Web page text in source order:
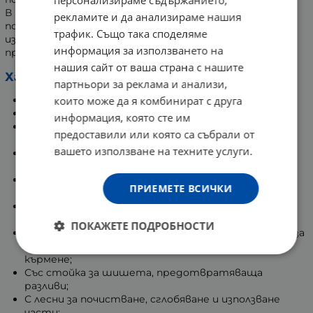
В комплекта е включена уникална стойка, която
поддържа бутилката стабилна по време на
изцеждането. Помпата е съвместима с различните
продукти, част от гамата на Lansinoh.
Характеристики:
Без BPA и BPS;
Регулируема двуфазна технология на изпомпване;
С „възглавница” за гърди „ComfortFit” - за по-добро
прилягане и ефективно изцеждане;
С ергономична дръжка „easy-express” - намаляваща
Шишето за хранене пасва на цялата гама помпи
Тиха, компактна и лека - позволява дискретна
употреба;
Включва биберон NaturalWave (с капачка) - спомага за
кърмене;
Със стойка за шишета, предотвратяваща
разливи;
С лесни за почистване, сглобяване и използване
рекламите и да анализираме нашия
трафик. Също така споделяме
информация за използването на
нашия сайт от ваша страна с нашите
партньори за реклама и анализи,
които може да я комбинират с друга
информация, която сте им
предоставили или която са събрали от
вашето използване на техните услуги.
ПРИЕМЕТЕ ВСИЧКИ
ПОКАЖЕТЕ ПОДРОБНОСТИ